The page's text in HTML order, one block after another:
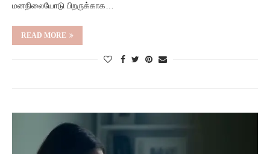
மனநிலையோடு பிறருக்காக…
READ MORE